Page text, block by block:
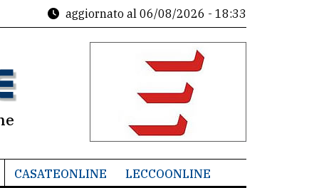
aggiornato al 06/08/2026 - 18:33
CASATEONLINE LECCOONLINE